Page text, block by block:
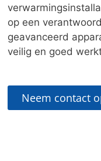
op een
geavanceerd
veilig en goed
Neem contact